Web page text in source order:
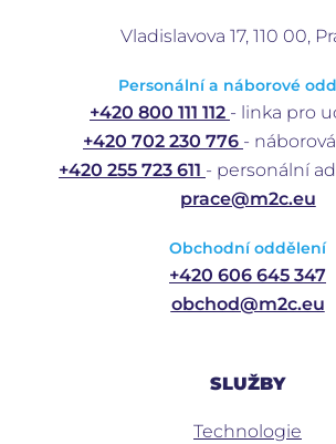
Vladislavova 17, 110 00,
Personální a náborové
+420 800 111 112 - linka pro
+420 702 230 776 -
+420 255 723 611 - personální
prace@m2c.eu
Obchodní oddělení
+420 606 645 347
obchod@m2c.eu
SLUŽBY
Technologie